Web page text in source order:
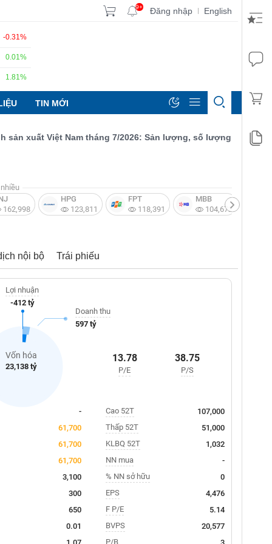
9+ Đăng nhập | English
-0.31%
0.01%
1.81%
TIN MỚI
xuất Việt Nam tháng 7/2026: Sản lượng, số lượng đơn đặt
162,998
HPG
123,811
FPT
118,391
MBB
104,672
nội bộ Trái phiếu
Vốn hóa
23,138 tỷ
Lợi nhuận
-412 tỷ
Doanh thu
597 tỷ
13.78
P/E
38.75
P/S
-
61,700
61,700
61,700
3,100
300
650
0.01
1.07
Cao 52T
107,000
Thấp 52T
51,000
KLBQ 52T
1,032
NN mua
-
% NN sở hữu
0
EPS
4,476
F P/E
5.14
BVPS
20,577
P/B
3